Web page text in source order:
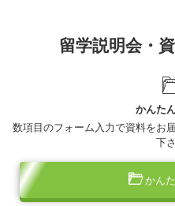
留学説明会・
かんた
数項目のフォーム入力で資料をお
下
かん